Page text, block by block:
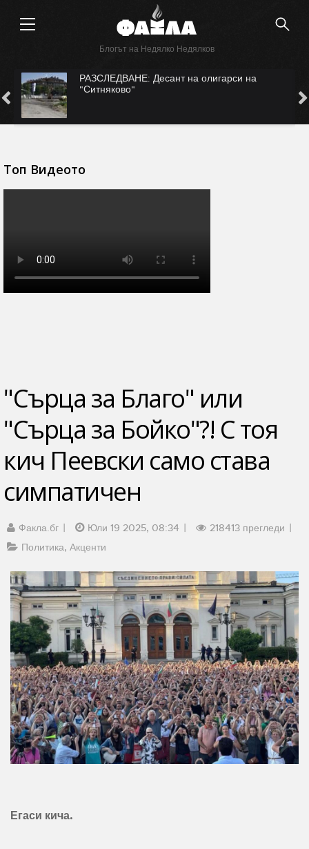
Блогът на Недялко Недялков
САМО ВЪВ "ФАКЛА": САЩ ни рекетират за
Безмер?
Топ Видеото
"Сърца за Благо" или
"Сърца за Бойко"?! С тоя
кич Пеевски само става
симпатичен
Факла.бг Юли 19 2025, 08:34
218413 прегледи
Политика Акценти
Егаси кича.